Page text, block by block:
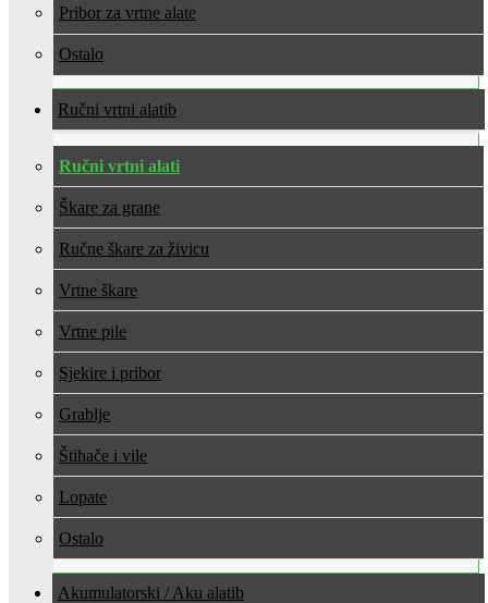
Pribor za vrtne alate
Ostalo
Ručni vrtni alati
Ručni vrtni alati
Škare za grane
Ručne škare za živicu
Vrtne škare
Vrtne pile
Sjekire i pribor
Grablje
Štihače i vile
Lopate
Ostalo
Akumulatorski / Aku alati